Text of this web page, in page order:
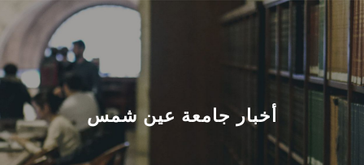
الرئيسيـة
عن الجامعة
القطاعـات
الشئون الأكاديمية
أخبار جامعة عين شمس